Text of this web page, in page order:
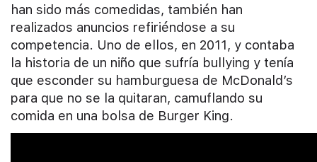
han sido más comedidas, también han
realizados anuncios refiriéndose a su
competencia. Uno de ellos, en 2011, y contaba
la historia de un niño que sufría bullying y tenía
que esconder su hamburguesa de McDonald’s
para que no se la quitaran, camuflando su
comida en una bolsa de Burger King.